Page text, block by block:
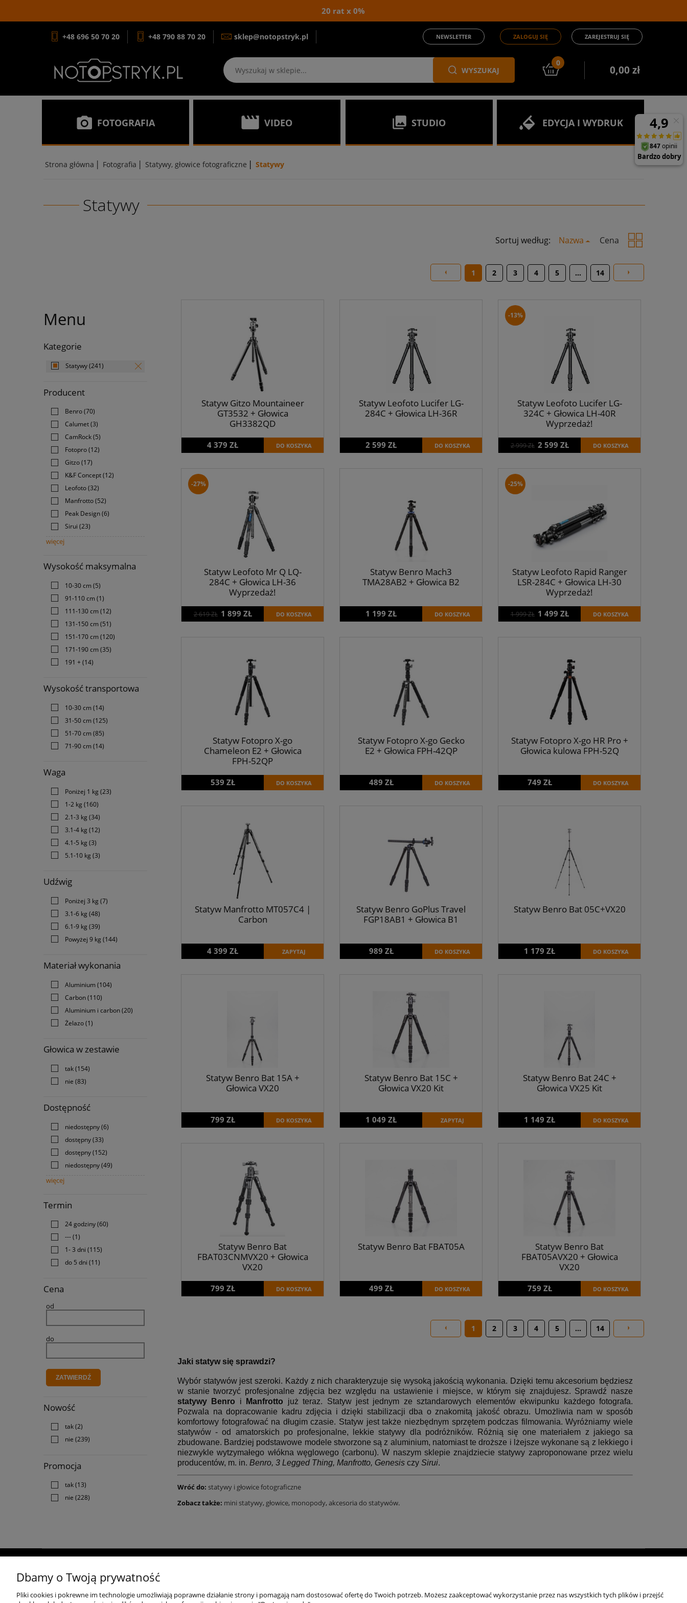
20 rat x 0%
+48 696 50 70 20 +48 790 88 70 20 sklep@notopstryk.pl NEWSLETTER ZALOGUJ SIĘ ZAREJESTRUJ SIĘ
WYSZUKAJ
0
0,00 zł
FOTOGRAFIA VIDEO STUDIO EDYCJA I WYDRUK
Strona główna | Fotografia | Statywy, głowice fotograficzne | Statywy
Statywy
Sortuj według: Nazwa Cena
Menu
Kategorie
Statywy(241)
Producent
Benro(70)
Calumet(3)
CamRock(5)
Fotopro(12)
Gitzo(17)
K&F Concept(12)
Leofoto(32)
Manfrotto(52)
Peak Design(6)
Sirui (23)
więcej
Wysokość maksymalna
10-30 cm(5)
91-110 cm(1)
111-130 cm(12)
131-150 cm(51)
151-170 cm(120)
171-190 cm(35)
191 +(14)
Wysokość transportowa
10-30 cm(14)
31-50 cm(125)
51-70 cm(85)
71-90 cm(14)
Waga
Poniżej 1 kg (23)
1-2 kg (160)
2.1-3 kg (34)
3.1-4 kg (12)
4.1-5 kg (3)
5.1-10 kg (3)
Udźwig
Poniżej 3 kg (7)
3.1-6 kg (48)
6.1-9 kg (39)
Powyżej 9 kg (144)
Materiał wykonania
Aluminium(104)
Carbon(110)
Aluminium i carbon(20)
Żelazo(1)
Głowica w zestawie
tak(154)
nie (83)
Dostępność
niedostępny(6)
dostępny(33)
dostępny(152)
niedostępny(49)
więcej
Termin
24 godziny(60)
---(1)
1- 3 dni (115)
do 5 dni (11)
Cena
od
do
ZATWIERDŹ
Nowość
tak(2)
nie (239)
Promocja
tak(13)
nie (228)
1 2 3 4 5 ... 14
Statyw Gitzo Mountaineer
GT3532 + Głowica
GH3382QD
4 379 ZŁ DO KOSZYKA
Statyw Leofoto Lucifer LG-
284C + Głowica LH-36R
2 599 ZŁ DO KOSZYKA
Statyw Leofoto Lucifer LG-
324C + Głowica LH-40R
Wyprzedaż!
2 999 ZŁ 2 599 ZŁ DO KOSZYKA
-13%
Statyw Leofoto Mr Q LQ-
284C + Głowica LH-36
Wyprzedaż!
2 619 ZŁ 1 899 ZŁ DO KOSZYKA
-27%
Statyw Benro Mach3
TMA28AB2 + Głowica B2
1 199 ZŁ DO KOSZYKA
Statyw Leofoto Rapid Ranger
LSR-284C + Głowica LH-30
Wyprzedaż!
1 999 ZŁ 1 499 ZŁ DO KOSZYKA
-25%
Statyw Fotopro X-go
Chameleon E2 + Głowica
FPH-52QP
539 ZŁ DO KOSZYKA
Statyw Fotopro X-go Gecko
E2 + Głowica FPH-42QP
489 ZŁ DO KOSZYKA
Statyw Fotopro X-go HR Pro +
Głowica kulowa FPH-52Q
749 ZŁ DO KOSZYKA
Statyw Manfrotto MT057C4 |
Carbon
4 399 ZŁ ZAPYTAJ
Statyw Benro GoPlus Travel
FGP18AB1 + Głowica B1
989 ZŁ DO KOSZYKA
Statyw Benro Bat 05C+VX20
1 179 ZŁ DO KOSZYKA
Statyw Benro Bat 15A +
Głowica VX20
799 ZŁ DO KOSZYKA
Statyw Benro Bat 15C +
Głowica VX20 Kit
1 049 ZŁ ZAPYTAJ
Statyw Benro Bat 24C +
Głowica VX25 Kit
1 149 ZŁ DO KOSZYKA
Statyw Benro Bat
FBAT03CNMVX20 + Głowica
VX20
799 ZŁ DO KOSZYKA
Statyw Benro Bat FBAT05A
499 ZŁ DO KOSZYKA
Statyw Benro Bat
FBAT05AVX20 + Głowica
VX20
759 ZŁ DO KOSZYKA
1 2 3 4 5 ... 14
Jaki statyw się sprawdzi?
Wybór statywów jest szeroki. Każdy z nich charakteryzuje się wysoką jakością wykonania. Dzięki temu akcesorium będziesz
w stanie tworzyć profesjonalne zdjęcia bez względu na ustawienie i miejsce, w którym się znajdujesz. Sprawdź nasze
statywy Benro i Manfrotto już teraz. Statyw jest jednym ze sztandarowych elementów ekwipunku każdego fotografa.
Pozwala na dopracowanie kadru zdjęcia i dzięki stabilizacji dba o znakomitą jakość obrazu. Umożliwia nam w sposób
komfortowy fotografować na długim czasie. Statyw jest także niezbędnym sprzętem podczas filmowania. Wyróżniamy wiele
statywów - od amatorskich po profesjonalne, lekkie statywy dla podróżników. Różnią sięone materiałem z jakiego sa
zbudowane. Bardziej podstawowe modele stworzone są z aluminium, natomiast te droższe i lżejsze wykonane są z lekkiego i
niezwykle wytzymałego włókna węglowego (carbonu). W naszym sklepie znajdziecie statywy zaproponowane przez wielu
producentów, m. in. Benro, 3 Legged Thing, Manfrotto, Genesis czy Sirui.
Wróć do: statywy i głowice fotograficzne
Zobacz także: mini statywy, głowice, monopody, akcesoria do statywów.
Kontakt
Polecamy
Aparaty do fotografii ślubnej Twoje zamówienia Płatności i dostawa Regulaminy
+48 696 50 70 20
Dbamy o Twoją prywatność
Pliki cookies i pokrewne im technologie umożliwiają poprawne działanie strony i pomagają nam dostosować ofertę do Twoich potrzeb. Możesz zaakceptować wykorzystanie przez nas wszystkich tych plików i przejść